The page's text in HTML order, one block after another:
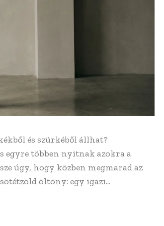
és szürkéből állhat?
egyre többen nyitnak azokra a
úgy, hogy közben megmarad az
öltöny: egy igazi...